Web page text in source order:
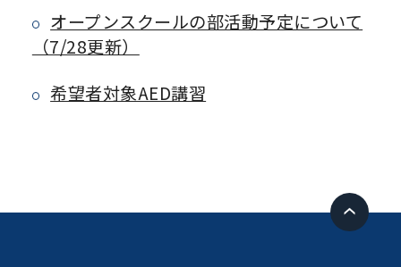
オープンスクールの部活動予定について
（7/28更新）
希望者対象AED講習